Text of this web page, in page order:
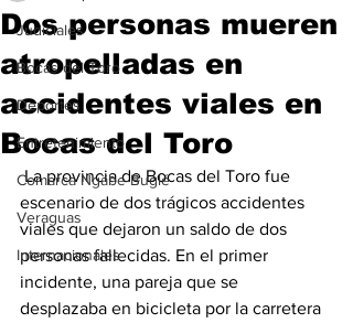
Judiciales
Bocas del Toro
Deportes
Entretenimiento
Comarca Ngäbe-Buglé
Veraguas
Internacionales
Dos personas mueren
atropelladas en
accidentes viales en
Bocas del Toro
La provincia de Bocas del Toro fue
escenario de dos trágicos accidentes
viales que dejaron un saldo de dos
personas fallecidas. En el primer
incidente, una pareja que se
desplazaba en bicicleta por la carretera